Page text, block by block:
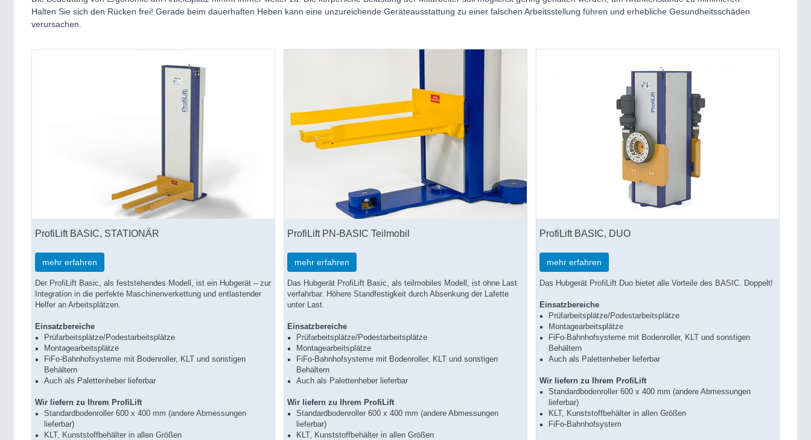
Halten Sie sich den Rücken frei! Gerade beim dauerhaften Heben kann eine unzureichende Geräteausstattung zu einer falschen Arbeitsstellung führen und erhebliche Gesundheitsschäden
verursachen.
ProfiLift BASIC, STATIONÄR
mehr erfahren
Der ProfiLift Basic, als feststehendes Modell, ist ein Hubgerät – zur
Integration in die perfekte Maschinenverkettung und entlastender
Helfer an Arbeitsplätzen.
Einsatzbereiche
Prüfarbeitsplätze/Podestarbeitsplätze
Montagearbeitsplätze
FiFo-Bahnhofsysteme mit Bodenroller, KLT und sonstigen
Behältern
Auch als Palettenheber lieferbar
Wir liefern zu Ihrem ProfiLift
Standardbodenroller 600 x 400 mm (andere Abmessungen
lieferbar)
KLT, Kunststoffbehälter in allen Größen
ProfiLift PN-BASIC Teilmobil
mehr erfahren
Das Hubgerät ProfiLift Basic, als teilmobiles Modell, ist ohne Last
verfahrbar. Höhere Standfestigkeit durch Absenkung der Lafette
unter Last.
Einsatzbereiche
Prüfarbeitsplätze/Podestarbeitsplätze
Montagearbeitsplätze
FiFo-Bahnhofsysteme mit Bodenroller, KLT und sonstigen
Behältern
Auch als Palettenheber lieferbar
Wir liefern zu Ihrem ProfiLift
Standardbodenroller 600 x 400 mm (andere Abmessungen
lieferbar)
KLT, Kunststoffbehälter in allen Größen
ProfiLift BASIC, DUO
mehr erfahren
Das Hubgerät ProfiLift Duo bietet alle Vorteile des BASIC. Doppelt!
Einsatzbereiche
Prüfarbeitsplätze/Podestarbeitsplätze
Montagearbeitsplätze
FiFo-Bahnhofsysteme mit Bodenroller, KLT und sonstigen
Behältern
Auch als Palettenheber lieferbar
Wir liefern zu Ihrem ProfiLift
Standardbodenroller 600 x 400 mm (andere Abmessungen
lieferbar)
KLT, Kunststoffbehälter in allen Größen
FiFo-Bahnhofsystem